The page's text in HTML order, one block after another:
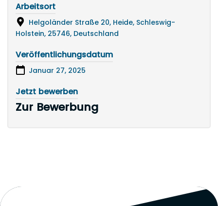
Arbeitsort
Helgoländer Straße 20, Heide, Schleswig-
Holstein, 25746, Deutschland
Veröffentlichungsdatum
Januar 27, 2025
Jetzt bewerben
Zur Bewerbung